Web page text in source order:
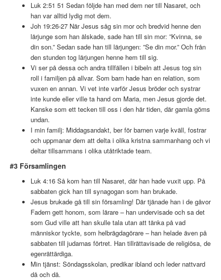
Luk 2:51 51 Sedan följde han med dem ner till Nasaret, och
han var alltid lydig mot dem.
Joh 19:26-27 När Jesus såg sin mor och bredvid henne den
lärjunge som han älskade, sade han till sin mor: ”Kvinna, se
din son.” Sedan sade han till lärjungen: ”Se din mor.” Och från
den stunden tog lärjungen henne hem till sig.
Vi ser på dessa och andra tillfällen i bibeln att Jesus tog sin
roll i familjen på allvar. Som barn hade han en relation, som
vuxen en annan. Vi vet inte varför Jesus bröder och systrar
inte kunde eller ville ta hand om Maria, men Jesus gjorde det.
Kanske som ett tecken till oss i den här tiden, där gamla göms
undan.
I min familj: Middagsandakt, ber för barnen varje kväll, fostrar
och uppmanar dem att delta i olika kristna sammanhang och vi
deltar tillsammans i olika utåtriktade team.
#3 Församlingen
Luk 4:16 Så kom han till Nasaret, där han hade vuxit upp. På
sabbaten gick han till synagogan som han brukade.
Jesus brukade gå till sin församling! Där tjänade han i de gåvor
Fadern gett honom, som lärare – han undervisade och sa det
som Gud ville att han skulle tala utan att tänka på vad
människor tyckte, som helbrägdagörare – han helade även på
sabbaten till judarnas förtret. Han tillrättavisade de religiösa, de
egenrättärdiga.
Min tjänst: Söndagsskolan, predikar ibland och leder nattvard
då och då.